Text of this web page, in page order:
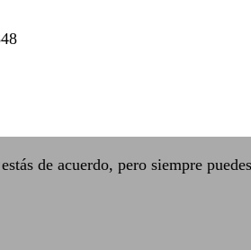
de acuerdo, pero siempre